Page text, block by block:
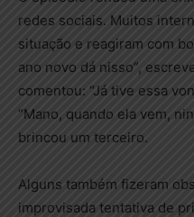
redes sociais. Muitos
situação e reagiram com
ano novo dá nisso”,
comentou: “Já tive essa
“Mano, quando ela vem,
brincou um terceiro.
Alguns também fizeram
improvisada tentativa de